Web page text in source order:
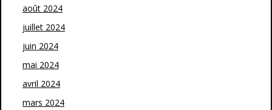
août 2024
juillet 2024
juin 2024
mai 2024
avril 2024
mars 2024